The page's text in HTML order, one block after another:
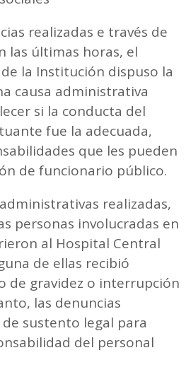
realizadas e través de
las últimas horas, el
la Institución dispuso la
causa administrativa
si la conducta del
fue la adecuada,
que les pueden
de funcionario público.
realizadas,
personas involucradas en
al Hospital Central
de ellas recibió
de gravidez o interrupción
las denuncias
sustento legal para
del personal